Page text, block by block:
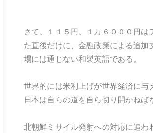
さて、１１５円、１万６０００円
た直後だけに、金融政策による追
場には通じない和製英語である。
世界的には米利上げが世界経済に与
日本は自らの道を自ら切り開かねば
北朝鮮ミサイル発射への対応に追わ